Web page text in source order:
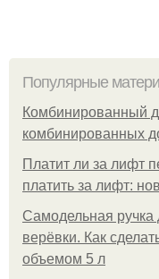
Популярные
Комбинированный
комбинированных
Платит ли за лифт
платить за лифт:
Самодельная ручка
верёвки. Как
объемом 5 л